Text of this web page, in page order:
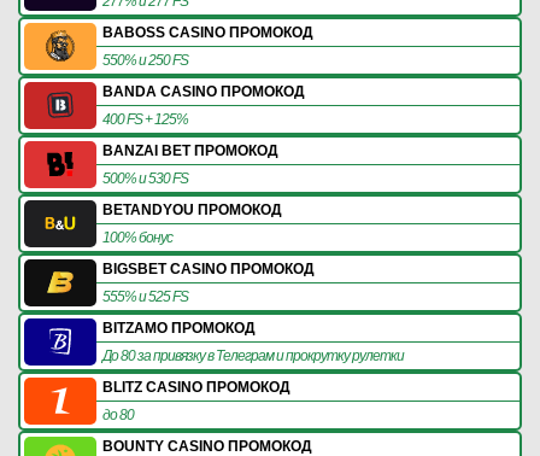
BABOSS CASINO ПРОМОКОД
550% и 250 FS
BANDA CASINO ПРОМОКОД
400 FS + 125%
BANZAI BET ПРОМОКОД
500% и 530 FS
BETANDYOU ПРОМОКОД
100% бонус
BIGSBET CASINO ПРОМОКОД
555% и 525 FS
BITZAMO ПРОМОКОД
До 80 за привязку в Телеграм и прокрутку рулетки
BLITZ CASINO ПРОМОКОД
до 80
BOUNTY CASINO ПРОМОКОД